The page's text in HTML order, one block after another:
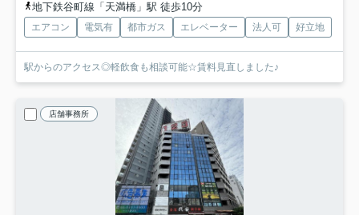
地下鉄谷町線「天満橋」駅 徒歩10分
エアコン 電気有 都市ガス エレベーター 法人可 好立地
駅からのアクセス◎軽飲食も相談可能☆賃料見直しました♪
店舗事務所